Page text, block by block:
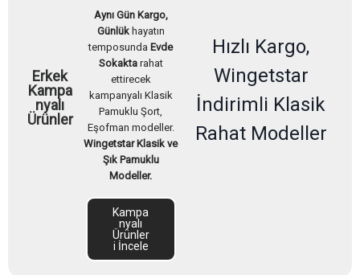
Erkek
Kampa
nyalı
Ürünler
Hızlı Kargo,
Wingetstar
İndirimli Klasik
Rahat Modeller
Aynı Gün Kargo,
Günlükhayatın
temposunda Evde
Sokaktarahat
ettirecek
kampanyalı Klasik
Pamuklu Şort,
Eşofman modeller.
Wingetstar Klasik ve
Şık Pamuklu
Modeller.
Kampa
nyalı
Ürünler
i İncele